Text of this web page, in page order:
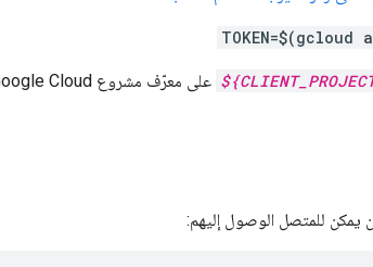
على معرّف مشروع Google Cloud.
يمكن للمتصل الوصول إليهم: